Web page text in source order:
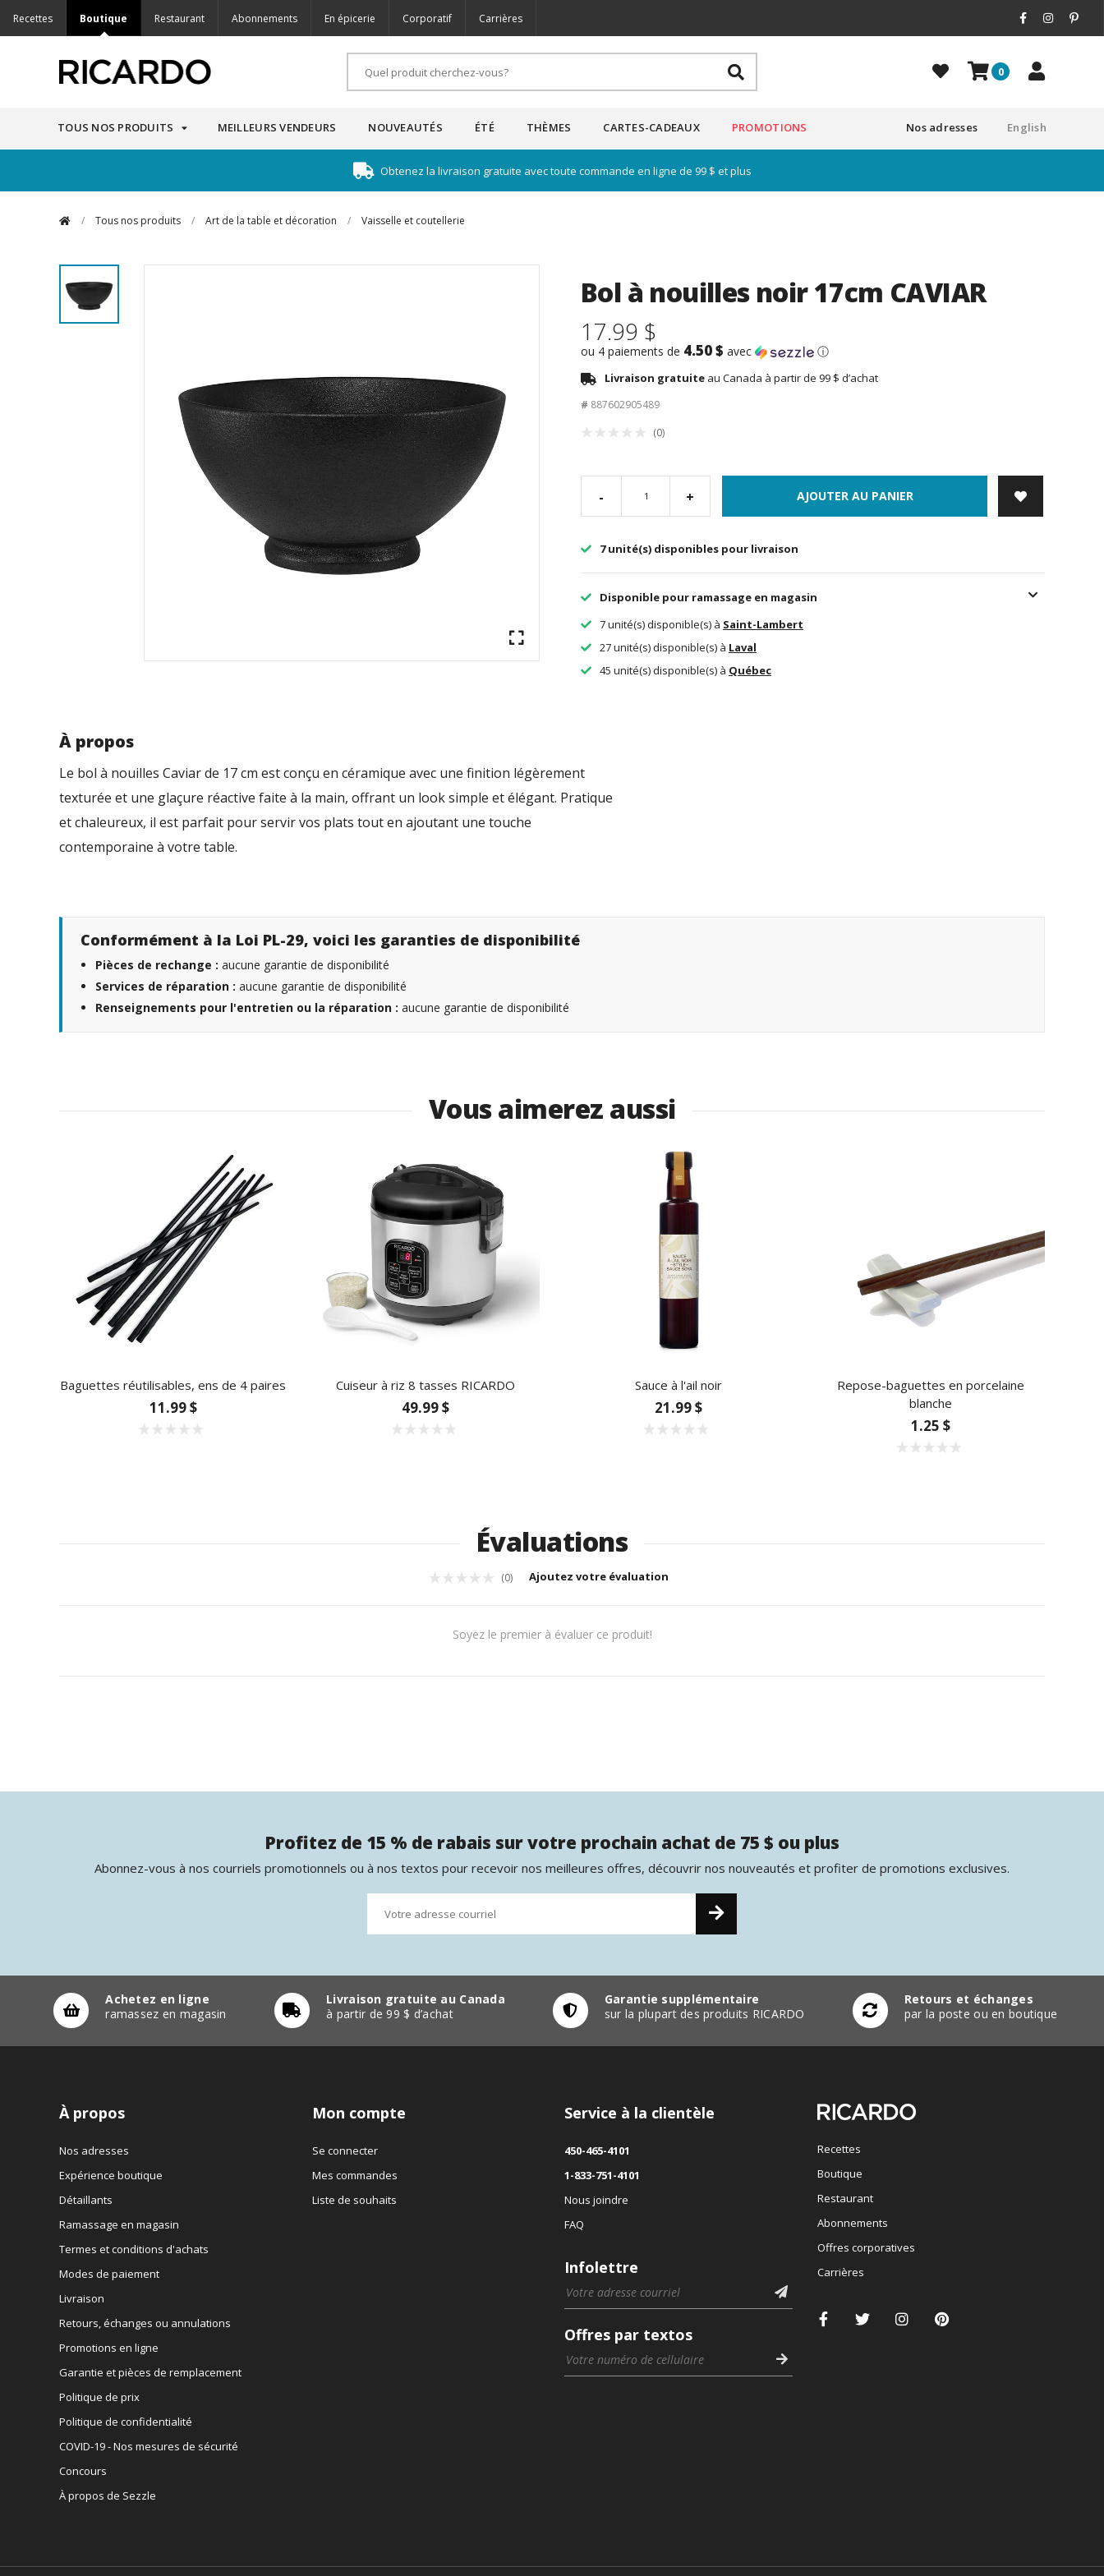
Recettes Boutique Restaurant Abonnements En épicerie Corporatif Carrières
0
TOUS NOS PRODUITS MEILLEURS VENDEURS NOUVEAUTÉS ÉTÉ THÈMES CARTES-CADEAUX PROMOTIONS English
Nos adresses
Obtenez la livraison gratuite avec toute commande en ligne de 99 $ et plus
/ Tous nos produits / Art de la table et décoration / Vaisselle et coutellerie
Bol à nouilles noir 17cm CAVIAR
17.99 $
ou 4 paiements de 4.50 $ avec ⓘ
Livraison gratuite au Canada à partir de 99 $ d’achat
# 887602905489
(0)
- + AJOUTER AU PANIER
7 unité(s) disponibles pour livraison
Disponible pour ramassage en magasin
7 unité(s) disponible(s) à Saint-Lambert
27 unité(s) disponible(s) à Laval
45 unité(s) disponible(s) à Québec
À propos
Le bol à nouilles Caviar de 17 cm est conçu en céramique avec une finition légèrement
texturée et une glaçure réactive faite à la main, offrant un look simple et élégant. Pratique
et chaleureux, il est parfait pour servir vos plats tout en ajoutant une touche
contemporaine à votre table.
Conformément à la Loi PL-29, voici les garanties de disponibilité
Pièces de rechange : aucune garantie de disponibilité
Services de réparation : aucune garantie de disponibilité
Renseignements pour l'entretien ou la réparation : aucune garantie de disponibilité
Vous aimerez aussi
Baguettes réutilisables, ens de 4 paires
11.99 $
Cuiseur à riz 8 tasses RICARDO
49.99 $
Sauce à l'ail noir
21.99 $
Repose-baguettes en porcelaine
blanche
1.25 $
Évaluations
(0) Ajoutez votre évaluation
Soyez le premier à évaluer ce produit!
Profitez de 15 % de rabais sur votre prochain achat de 75 $ ou plus
Abonnez-vous à nos courriels promotionnels ou à nos textos pour recevoir nos meilleures offres, découvrir nos nouveautés et profiter de promotions exclusives.
Achetez en ligne
ramassez en magasin
Livraison gratuite au Canada
à partir de 99 $ d’achat
Garantie supplémentaire
sur la plupart des produits RICARDO
Retours et échanges
par la poste ou en boutique
À propos
Nos adresses
Expérience boutique
Détaillants
Ramassage en magasin
Termes et conditions d'achats
Modes de paiement
Livraison
Retours, échanges ou annulations
Promotions en ligne
Garantie et pièces de remplacement
Politique de prix
Politique de confidentialité
COVID-19 - Nos mesures de sécurité
Concours
À propos de Sezzle
Mon compte
Se connecter
Mes commandes
Liste de souhaits
Service à la clientèle
450-465-4101
1-833-751-4101
Nous joindre
FAQ
Infolettre
Offres par textos
Recettes
Boutique
Restaurant
Abonnements
Offres corporatives
Carrières